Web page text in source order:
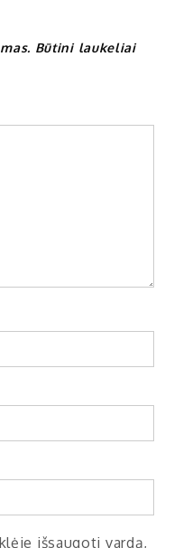
Būtini laukeliai
išsaugoti vardą,